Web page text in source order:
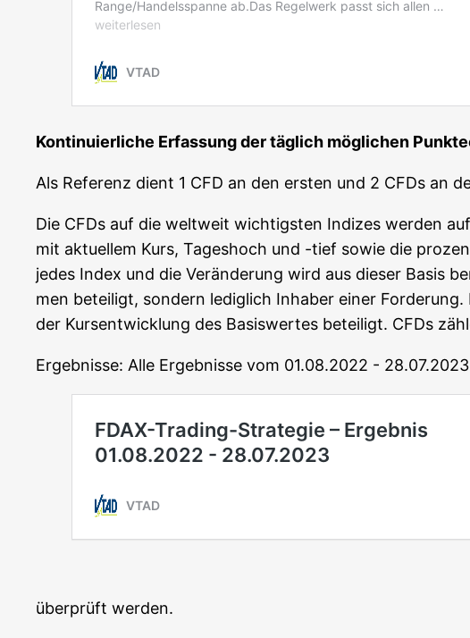
Kon­ti­nu­ier­li­che Erfas­sung der täg­lich mög­li­chen
Als Refe­renz dient 1 CFD an den ers­ten und 2 CFDs an
Die CFDs auf die welt­weit wich­tigs­ten Indi­zes wer­den
mit aktu­el­lem Kurs, Tages­hoch und -tief sowie die
jedes Index und die Ver­än­de­rung wird aus die­ser Basis
men betei­ligt, son­dern ledig­lich Inha­ber einer
der Kurs­ent­wick­lung des Basis­wer­tes betei­ligt. CFDs
Ergeb­nis­se: Alle Ergeb­nis­se vom 01.08.2022 -
über­prüft werden.